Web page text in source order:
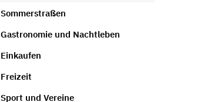
Sommerstraßen
Gastronomie und Nachtleben
Einkaufen
Freizeit
Sport und Vereine